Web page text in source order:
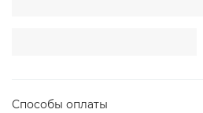
Способы оплаты